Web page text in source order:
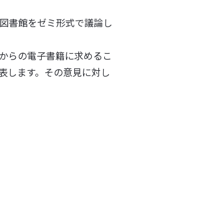
書館をゼミ形式で議論し
らの電子書籍に求めるこ
します。その意見に対し